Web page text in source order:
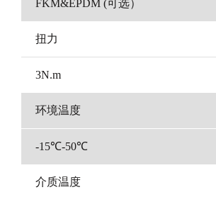
FKM&EPDM (可选）
扭力
3N.m
环境温度
-15℃-50℃
介质温度